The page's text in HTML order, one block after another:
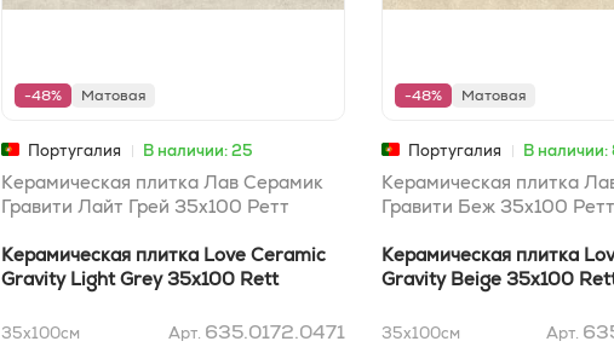
-48% Матовая
Португалия В наличии: 25
Керамическая плитка Лав Серамик
Гравити Лайт Грей 35x100 Ретт
Керамическая плитка Love Ceramic
Gravity Light Grey 35x100 Rett
35x100см Арт. 635.0172.0471
-48% Матовая
Португалия В наличии:
Керамическая плитка
Гравити Беж 35x100 Ретт
Керамическая плитка
Gravity Beige 35x100
35x100см Арт.